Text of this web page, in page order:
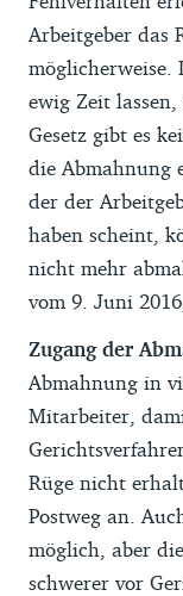
Arbeitgeber das
möglicherweise.
ewig Zeit
Gesetz gibt es
die Abmahnung
der der
haben scheint,
nicht mehr
vom 9. Juni 2016,
Zugang der
Abmahnung in
Mitarbeiter,
Rüge nicht
Postweg an.
möglich, aber
schwerer vor